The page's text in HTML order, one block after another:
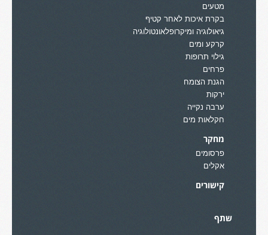
מטעים
בקרת איכות לאחר קטיף
גיאולוגיה ומיקרופלאונטולוגיה
קרקע ומים
גילוי תרופות
פרחים
הגנת הצומח
ירקות
ערבה נקייה
חקלאות מים
מחקר
פרסומים
אקלים
קישורים
שתף